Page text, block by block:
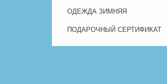
ОДЕЖДА ЗИМНЯЯ
ПОДАРОЧНЫЙ СЕРТИФИКАТ